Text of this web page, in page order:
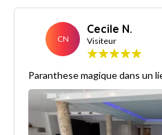
CN
Cecile N.
Visiteur
Paranthese magique dans un